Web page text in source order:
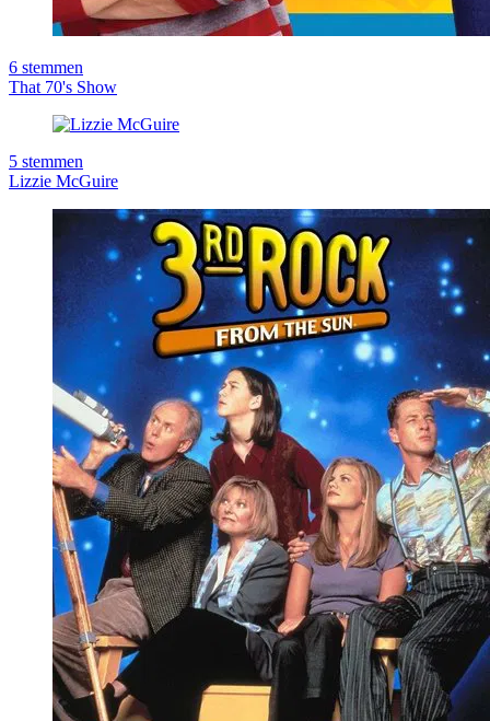
6 stemmen
That 70's Show
5 stemmen
Lizzie McGuire